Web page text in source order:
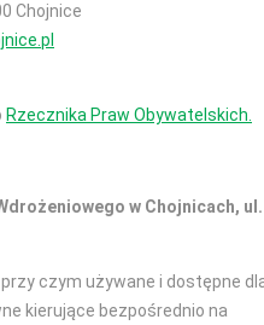
Chojnice
Rzecznika Praw Obywatelskich.
w Chojnicach, ul.
czym używane i dostępne
kierujące bezpośrednio na